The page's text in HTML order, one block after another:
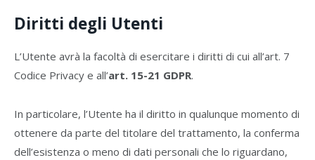
Diritti degli Utenti
L’Utente avrà la facoltà di esercitare i diritti di cui all’art. 7
Codice Privacy e all’art. 15-21 GDPR.
In particolare, l’Utente ha il diritto in qualunque momento di
ottenere da parte del titolare del trattamento, la conferma
dell’esistenza o meno di dati personali che lo riguardano,